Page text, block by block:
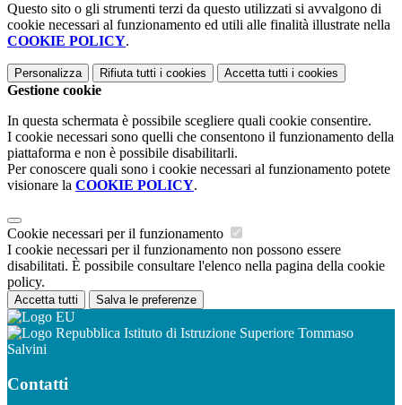
Questo sito o gli strumenti terzi da questo utilizzati si avvalgono di
cookie necessari al funzionamento ed utili alle finalità illustrate nella
COOKIE POLICY.
Personalizza Rifiuta tutti i cookies Accetta tutti i cookies
Gestione cookie
In questa schermata è possibile scegliere quali cookie consentire.
I cookie necessari sono quelli che consentono il funzionamento della
piattaforma e non è possibile disabilitarli.
Per conoscere quali sono i cookie necessari al funzionamento potete
visionare la COOKIE POLICY.
Cookie necessari per il funzionamento
I cookie necessari per il funzionamento non possono essere
disabilitati. È possibile consultare l'elenco nella pagina della cookie
policy.
Accetta tutti Salva le preferenze
Istituto di Istruzione Superiore Tommaso
Salvini
Contatti